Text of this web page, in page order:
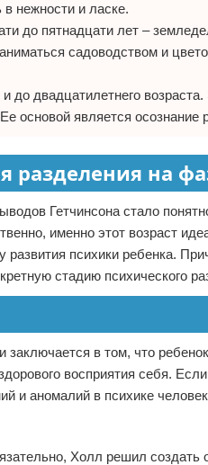
в нежности и ласке.
до пятнадцати лет –
садоводством и
до двадцатилетнего
основой является
разделения на
Гетчинсона стало
именно этот возраст
развития психики ребенка.
стадию психического
в том, что
восприятия себя.
и аномалий в психике
Холл решил